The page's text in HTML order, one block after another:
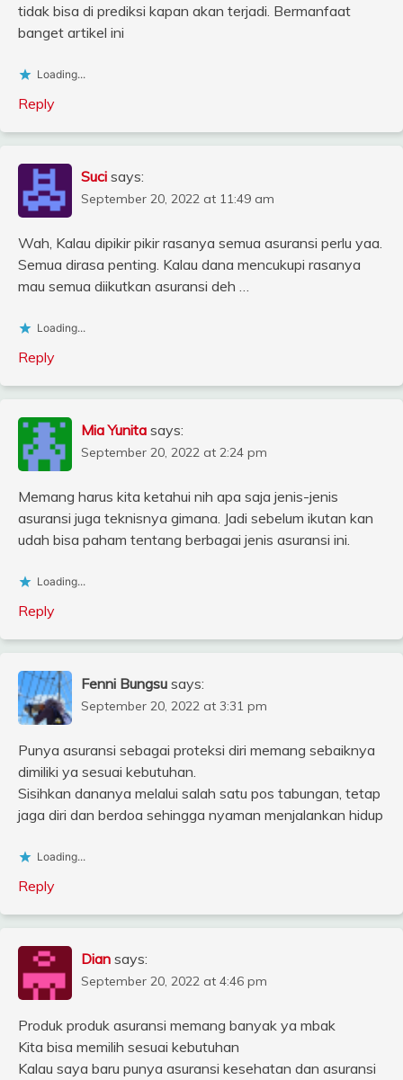
tidak bisa di prediksi kapan akan terjadi. Bermanfaat
banget artikel ini
Loading...
Reply
Suci says:
September 20, 2022 at 11:49 am
Wah, Kalau dipikir pikir rasanya semua asuransi perlu yaa.
Semua dirasa penting. Kalau dana mencukupi rasanya
mau semua diikutkan asuransi deh …
Loading...
Reply
Mia Yunita says:
September 20, 2022 at 2:24 pm
Memang harus kita ketahui nih apa saja jenis-jenis
asuransi juga teknisnya gimana. Jadi sebelum ikutan kan
udah bisa paham tentang berbagai jenis asuransi ini.
Loading...
Reply
Fenni Bungsu says:
September 20, 2022 at 3:31 pm
Punya asuransi sebagai proteksi diri memang sebaiknya
dimiliki ya sesuai kebutuhan.
Sisihkan dananya melalui salah satu pos tabungan, tetap
jaga diri dan berdoa sehingga nyaman menjalankan hidup
Loading...
Reply
Dian says:
September 20, 2022 at 4:46 pm
Produk produk asuransi memang banyak ya mbak
Kita bisa memilih sesuai kebutuhan
Kalau saya baru punya asuransi kesehatan dan asuransi